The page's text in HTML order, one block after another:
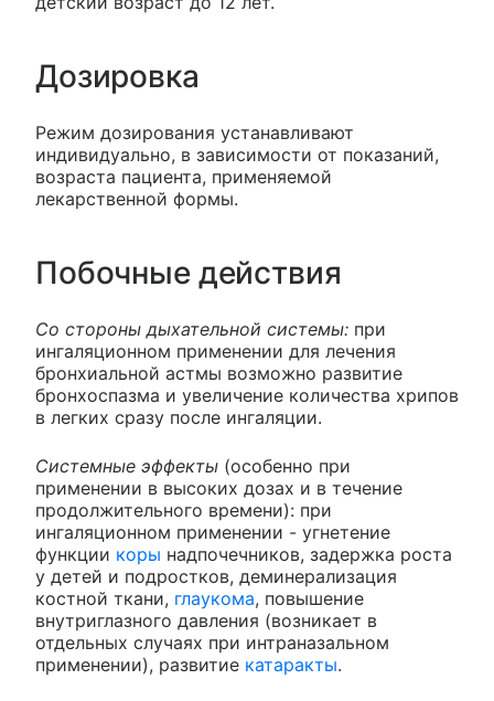
Дозировка
Режим дозирования устанавливают
индивидуально, в зависимости от показаний,
возраста пациента, применяемой
лекарственной формы.
Побочные действия
Со стороны дыхательной системы: при
ингаляционном применении для лечения
бронхиальной астмы возможно развитие
бронхоспазма и увеличение количества хрипов
в легких сразу после ингаляции.
Системные эффекты (особенно при
применении в высоких дозах и в течение
продолжительного времени): при
ингаляционном применении - угнетение
функции коры надпочечников, задержка роста
у детей и подростков, деминерализация
костной ткани, глаукома, повышение
внутриглазного давления (возникает в
отдельных случаях при интраназальном
применении), развитие катаракты.